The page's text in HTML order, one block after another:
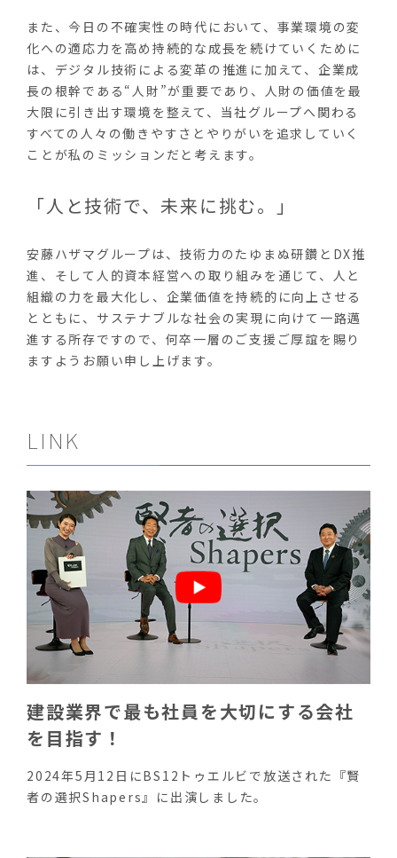
また、今日の不確実性の時代において、事業環境の変
化への適応力を高め持続的な成長を続けていくために
は、デジタル技術による変革の推進に加えて、企業成
長の根幹である“人財”が重要であり、人財の価値を最
大限に引き出す環境を整えて、当社グループへ関わる
すべての人々の働きやすさとやりがいを追求していく
ことが私のミッションだと考えます。
「人と技術で、未来に挑む。」
安藤ハザマグループは、技術力のたゆまぬ研鑽とDX推
進、そして人的資本経営への取り組みを通じて、人と
組織の力を最大化し、企業価値を持続的に向上させる
とともに、サステナブルな社会の実現に向けて一路邁
進する所存ですので、何卒一層のご支援ご厚誼を賜り
ますようお願い申し上げます。
LINK
建設業界で最も社員を大切にする会社
を目指す！
2024年5月12日にBS12トゥエルビで放送された『賢
者の選択Shapers』に出演しました。